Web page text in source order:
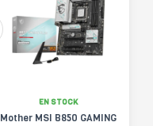
EN STOCK
Mother MSI B850 GAMING